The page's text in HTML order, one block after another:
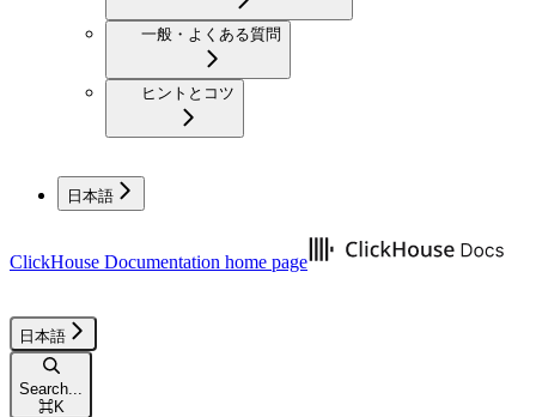
一般・よくある質問
ヒントとコツ
日本語
ClickHouse Documentation home page
日本語
Search...
⌘K